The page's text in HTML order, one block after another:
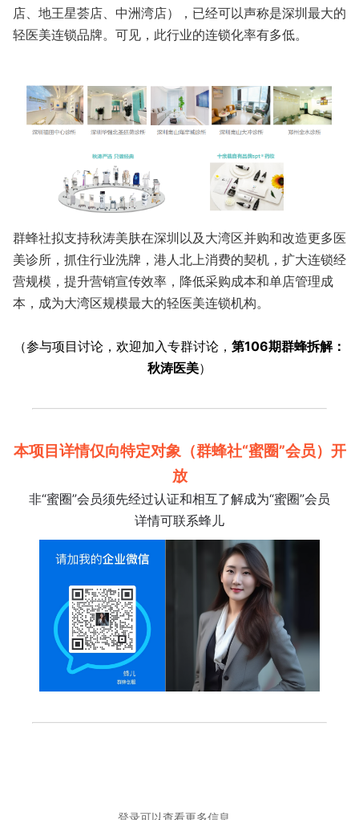
店、地王星荟店、中洲湾店），已经可以声称是深圳最大的
轻医美连锁品牌。可见，此行业的连锁化率有多低。
群蜂社拟支持秋涛美肤在深圳以及大湾区并购和改造更多医
美诊所，抓住行业洗牌，港人北上消费的契机，扩大连锁经
营规模，提升营销宣传效率，降低采购成本和单店管理成
本，成为大湾区规模最大的轻医美连锁机构。
（参与项目讨论，欢迎加入专群讨论， 第106期群蜂拆解：
秋涛医美）
本项目详情仅向特定对象（群蜂社“蜜圈”会员）开
放
非“蜜圈”会员须先经过认证和相互了解成为“蜜圈”会员
详情可联系蜂儿
登录可以查看更多信息。